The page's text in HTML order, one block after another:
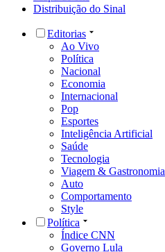
Distribuição do Sinal
Editorias
Ao Vivo
Política
Nacional
Economia
Internacional
Pop
Esportes
Inteligência Artificial
Saúde
Tecnologia
Viagem & Gastronomia
Auto
Comportamento
Style
Política
Índice CNN
Governo Lula